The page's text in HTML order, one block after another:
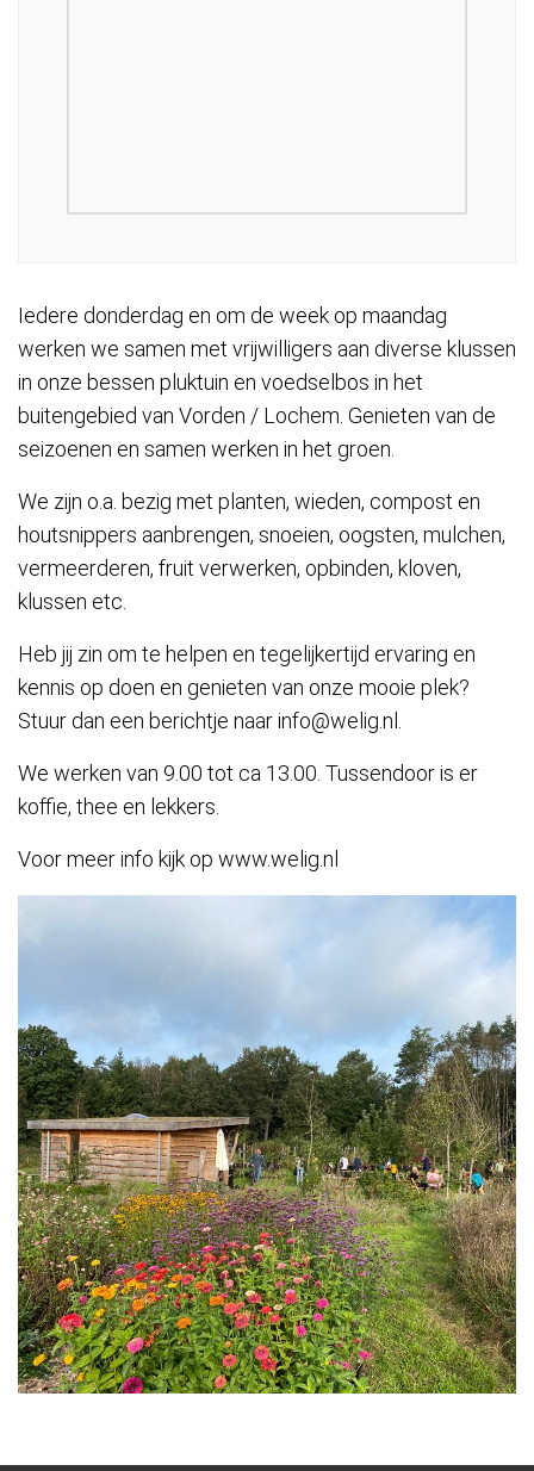
Iedere donderdag en om de week op maandag
werken we samen met vrijwilligers aan diverse klussen
in onze bessen pluktuin en voedselbos in het
buitengebied van Vorden / Lochem. Genieten van de
seizoenen en samen werken in het groen.
We zijn o.a. bezig met planten, wieden, compost en
houtsnippers aanbrengen, snoeien, oogsten, mulchen,
vermeerderen, fruit verwerken, opbinden, kloven,
klussen etc.
Heb jij zin om te helpen en tegelijkertijd ervaring en
kennis op doen en genieten van onze mooie plek?
Stuur dan een berichtje naar info@welig.nl.
We werken van 9.00 tot ca 13.00. Tussendoor is er
koffie, thee en lekkers.
Voor meer info kijk op www.welig.nl